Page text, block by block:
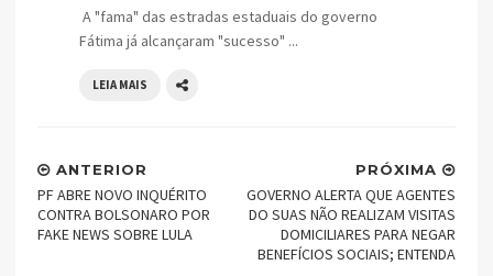
A "fama" das estradas estaduais do governo
Fátima já alcançaram "sucesso" ...
LEIA MAIS
PRÓXIMA
GOVERNO ALERTA QUE AGENTES
DO SUAS NÃO REALIZAM VISITAS
DOMICILIARES PARA NEGAR
BENEFÍCIOS SOCIAIS; ENTENDA
ANTERIOR
PF ABRE NOVO INQUÉRITO
CONTRA BOLSONARO POR
FAKE NEWS SOBRE LULA